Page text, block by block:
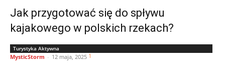
Jak przygotować się do spływu
kajakowego w polskich rzekach?
Turystyka Aktywna
MysticStorm - 12 maja, 2025 1